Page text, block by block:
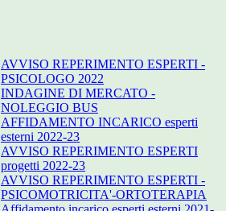
AVVISO REPERIMENTO ESPERTI -
PSICOLOGO 2022
INDAGINE DI MERCATO -
NOLEGGIO BUS
AFFIDAMENTO INCARICO esperti
esterni 2022-23
AVVISO REPERIMENTO ESPERTI
progetti 2022-23
AVVISO REPERIMENTO ESPERTI -
PSICOMOTRICITA'-ORTOTERAPIA